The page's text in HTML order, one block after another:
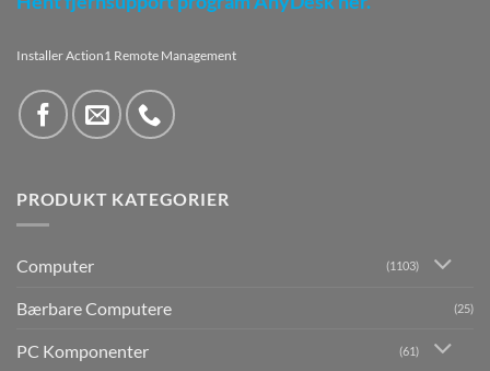
Installer Action1 Remote Management
PRODUKT KATEGORIER
Computer (1103)
Bærbare Computere (25)
PC Komponenter (61)